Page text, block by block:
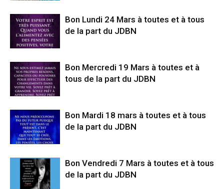
Bon Lundi 24 Mars à toutes et à tous
de la part du JDBN
Bon Mercredi 19 Mars à toutes et à
tous de la part du JDBN
Bon Mardi 18 mars à toutes et à tous
de la part du JDBN
Bon Vendredi 7 Mars à toutes et à tous
de la part du JDBN